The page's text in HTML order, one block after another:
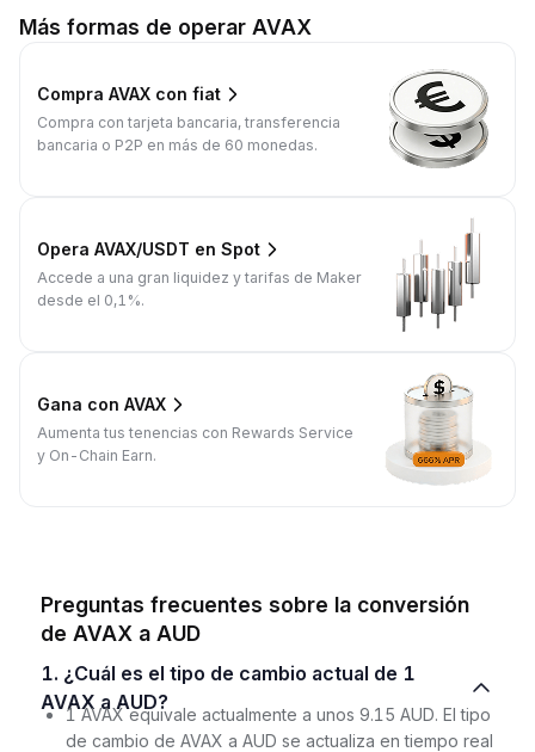
Más formas de operar AVAX
Compra AVAX con fiat
Compra con tarjeta bancaria, transferencia
bancaria o P2P en más de 60 monedas.
Opera AVAX/USDT en Spot
Accede a una gran liquidez y tarifas de Maker
desde el 0,1%.
Gana con AVAX
Aumenta tus tenencias con Rewards Service
y On-Chain Earn.
Preguntas frecuentes sobre la conversión
de AVAX a AUD
1. ¿Cuál es el tipo de cambio actual de 1
AVAX a AUD?
1 AVAX equivale actualmente a unos 9.15 AUD. El tipo
de cambio de AVAX a AUD se actualiza en tiempo real